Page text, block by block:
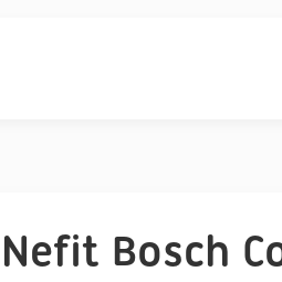
Nefit Bosch